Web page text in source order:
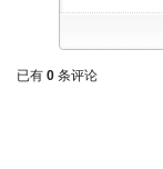
已有 0 条评论